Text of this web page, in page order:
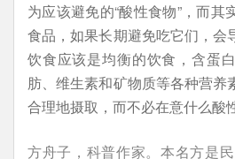
为应该避免的“酸性食物”，而其
食品，如果长期避免吃它们，会
饮食应该是均衡的饮食，含蛋
肪、维生素和矿物质等各种营养
合理地摄取，而不必在意什么酸
方舟子，科普作家。本名方是